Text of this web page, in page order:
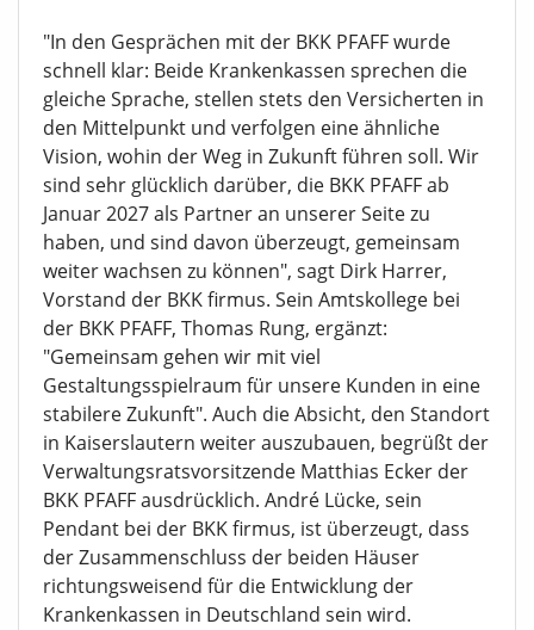
"In den Gesprächen mit der BKK PFAFF wurde
schnell klar: Beide Krankenkassen sprechen die
gleiche Sprache, stellen stets den Versicherten in
den Mittelpunkt und verfolgen eine ähnliche
Vision, wohin der Weg in Zukunft führen soll. Wir
sind sehr glücklich darüber, die BKK PFAFF ab
Januar 2027 als Partner an unserer Seite zu
haben, und sind davon überzeugt, gemeinsam
weiter wachsen zu können", sagt Dirk Harrer,
Vorstand der BKK firmus. Sein Amtskollege bei
der BKK PFAFF, Thomas Rung, ergänzt:
"Gemeinsam gehen wir mit viel
Gestaltungsspielraum für unsere Kunden in eine
stabilere Zukunft". Auch die Absicht, den Standort
in Kaiserslautern weiter auszubauen, begrüßt der
Verwaltungsratsvorsitzende Matthias Ecker der
BKK PFAFF ausdrücklich. André Lücke, sein
Pendant bei der BKK firmus, ist überzeugt, dass
der Zusammenschluss der beiden Häuser
richtungsweisend für die Entwicklung der
Krankenkassen in Deutschland sein wird.